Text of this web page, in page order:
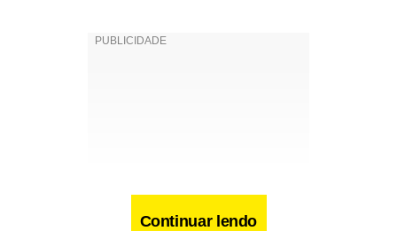
Continuar lendo